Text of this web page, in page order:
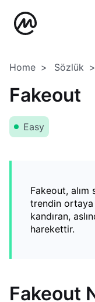
Home Sözlük
Fakeout
Easy
Fakeout, alım
trendin ortaya
kandıran,
harekettir.
Fakeout